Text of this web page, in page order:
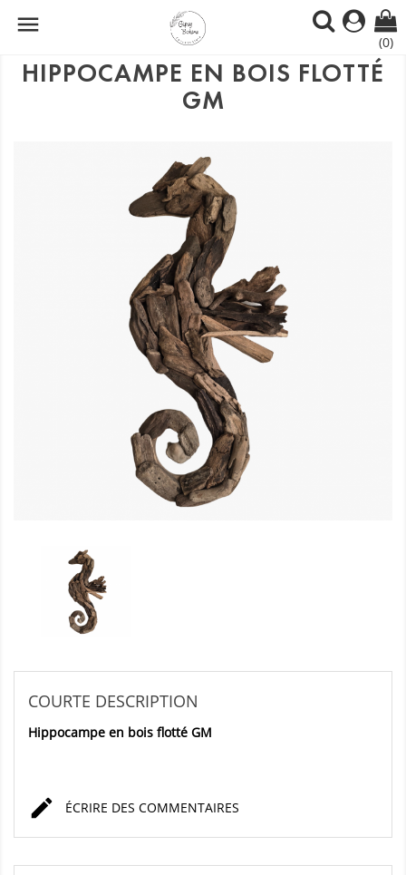

(0)
HIPPOCAMPE EN BOIS FLOTTÉ
GM
COURTE DESCRIPTION
Hippocampe en bois flotté GM
 ÉCRIRE DES COMMENTAIRES